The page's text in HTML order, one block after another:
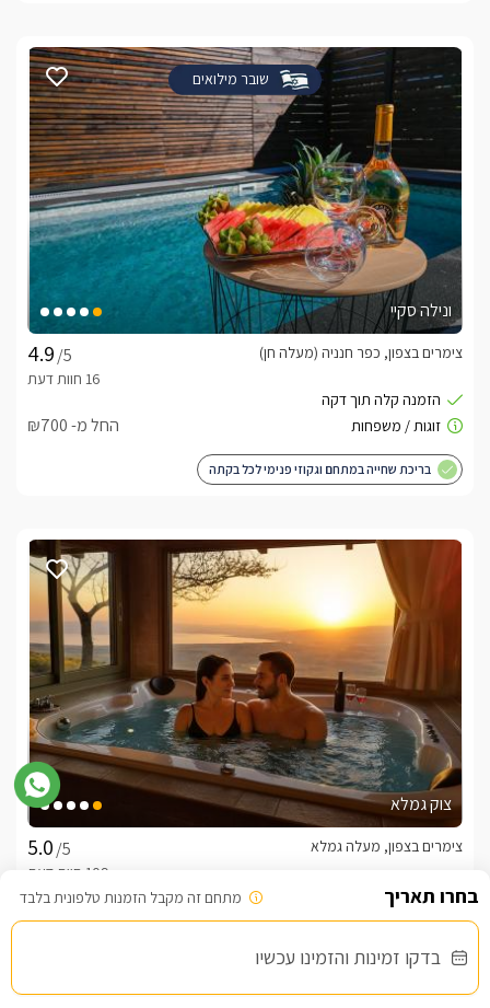
מתחם זה מקבל הזמנות טלפונית בלבד
בדקו זמינות והזמינו עכשיו
שובר מילואים
ונילה סקיי
/5
צימרים בצפון, כפר חנניה (מעלה חן)
החל מ- ₪700
בריכת שחייה במתחם וגקוזי פנימי לכל בקתה
צוק גמלא
/5
צימרים בצפון, מעלה גמלא
החל מ- ₪1300
נוף חלומי להרי הגולן והכנרת